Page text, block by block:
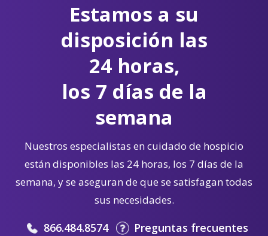
Estamos a su
disposición las
24 horas,
los 7 días de la
semana
Nuestros especialistas en cuidado de hospicio
están disponibles las 24 horas, los 7 días de la
semana, y se aseguran de que se satisfagan todas
sus necesidades.
866.484.8574 Preguntas frecuentes